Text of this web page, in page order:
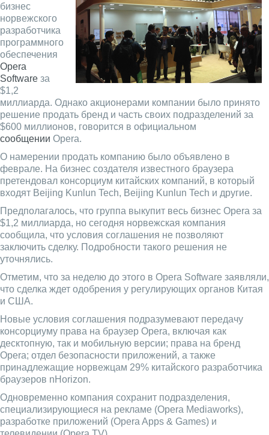
бизнес
норвежского
разработчика
программного
обеспечения
Opera
Software за
$1,2
миллиарда. Однако акционерами компании было принято
решение продать бренд и часть своих подразделений за
$600 миллионов, говорится в официальном
сообщении Opera.
О намерении продать компанию было объявлено в
феврале. На бизнес создателя известного браузера
претендовал консорциум китайских компаний, в который
входят Beijing Kunlun Tech, Beijing Kunlun Tech и другие.
Предполагалось, что группа выкупит весь бизнес Opera за
$1,2 миллиарда, но сегодня норвежская компания
сообщила, что условия соглашения не позволяют
заключить сделку. Подробности такого решения не
уточнялись.
Отметим, что за неделю до этого в Opera Software заявляли,
что сделка ждет одобрения у регулирующих органов Китая
и США.
Новые условия соглашения подразумевают передачу
консорциуму права на браузер Opera, включая как
десктопную, так и мобильную версии; права на бренд
Opera; отдел безопасности приложений, а также
принадлежащие норвежцам 29% китайского разработчика
браузеров nHorizon.
Одновременно компания сохранит подразделения,
специализирующиеся на рекламе (Opera Mediaworks),
разработке приложений (Opera Apps & Games) и